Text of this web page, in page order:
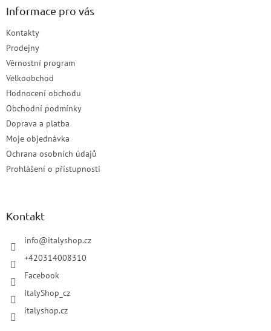
Informace pro vás
Kontakty
Prodejny
Věrnostní program
Velkoobchod
Hodnocení obchodu
Obchodní podmínky
Doprava a platba
Moje objednávka
Ochrana osobních údajů
Prohlášení o přístupnosti
Kontakt
info@italyshop.cz
+420314008310
Facebook
ItalyShop_cz
italyshop.cz